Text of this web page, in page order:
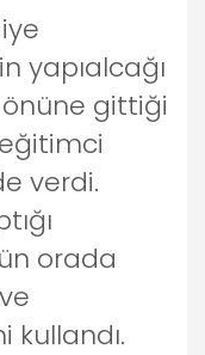
yapıalcağı
önüne gittiği
verdi.
orada
kullandı.